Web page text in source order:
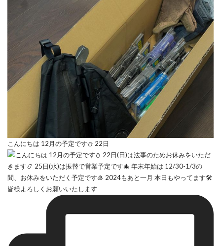
こんにちは 12月の予定です⛄️ 22日